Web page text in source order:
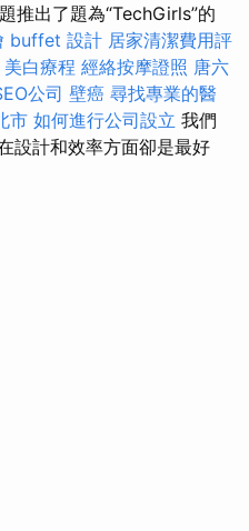
推出了題為“TechGirls”的
buffet 設計 居家清潔費用評
白療程 經絡按摩證照 唐六
公司 壁癌 尋找專業的醫
市 如何進行公司設立 我們
設計和效率方面卻是最好